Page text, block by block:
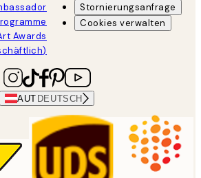
Awards
Stornierungsanfrage
Cookies verwalten
AUT DEUTSCH